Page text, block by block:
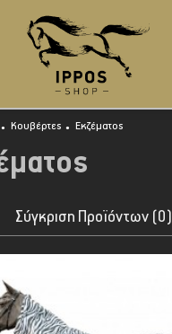
Κουβέρτες Εκζέματος
Σύγκριση Προϊόντων (0)